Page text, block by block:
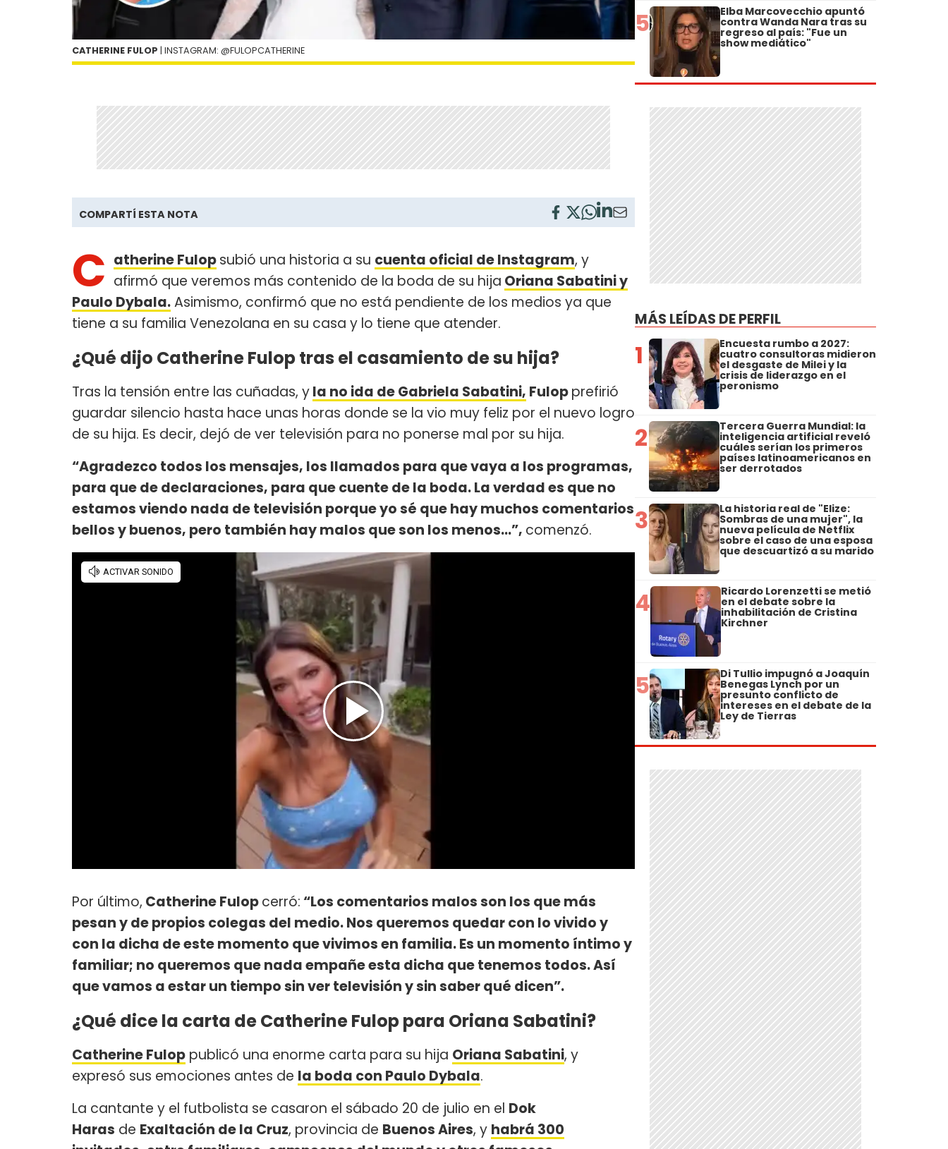
CATHERINE FULOP | INSTAGRAM: @FULOPCATHERINE
COMPARTÍ ESTA NOTA
C atherine Fulopsubió una historia a su cuenta oficial de Instagram, y
afirmó que veremos más contenido de la boda de su hija Oriana Sabatini y
Paulo Dybala.Asimismo, confirmó que no está pendiente de los medios ya que
tiene a su familia Venezolana en su casa y lo tiene que atender.
¿Qué dijo Catherine Fulop tras el casamiento de su hija?
Tras la tensión entre las cuñadas, yla no ida de Gabriela Sabatini, Fulopprefirió
guardar silencio hasta hace unas horas donde se la vio muy feliz por el nuevo logro
de su hija. Es decir, dejó de ver televisión para no ponerse mal por su hija.
“Agradezco todos los mensajes, los llamados para que vaya a los programas,
para que de declaraciones, para que cuente de la boda. La verdad es que no
estamos viendo nada de televisión porque yo sé que hay muchos comentarios
bellos y buenos, pero también hay malos que son los menos...”, comenzó.
Por último, Catherine Fulopcerró: “Los comentarios malos son los que más
pesan y de propios colegas del medio. Nos queremos quedar con lo vivido y
con la dicha de este momento que vivimos en familia. Es un momento íntimo y
familiar; no queremos que nada empañe esta dicha que tenemos todos. Así
que vamos a estar un tiempo sin ver televisión y sin saber qué dicen”.
¿Qué dice la carta de Catherine Fulop para Oriana Sabatini?
Catherine Fulop publicó una enorme carta para su hija Oriana Sabatini, y
expresó sus emociones antes de la boda con Paulo Dybala.
La cantante y el futbolista se casaron el sábado 20 de julio en el Dok
Haras de Exaltación de la Cruz, provincia de Buenos Aires, y habrá 300
5 Elba Marcovecchio apuntó
contra Wanda Nara tras su
regreso al país: "Fue un
show mediático"
MÁS LEÍDAS DE PERFIL
1 Encuesta rumbo a 2027:
cuatro consultoras midieron
el desgaste de Milei y la
crisis de liderazgo en el
peronismo
2 Tercera Guerra Mundial: la
inteligencia artificial reveló
cuáles serían los primeros
países latinoamericanos en
ser derrotados
3 La historia real de "Elize:
Sombras de una mujer", la
nueva película de Netflix
sobre el caso de una esposa
que descuartizó a su marido
4 Ricardo Lorenzetti se metió
en el debate sobre la
inhabilitación de Cristina
Kirchner
5 Di Tullio impugnó a Joaquín
Benegas Lynch por un
presunto conflicto de
intereses en el debate de la
Ley de Tierras